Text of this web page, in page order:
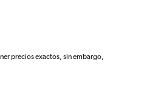
precios exactos, sin embargo,